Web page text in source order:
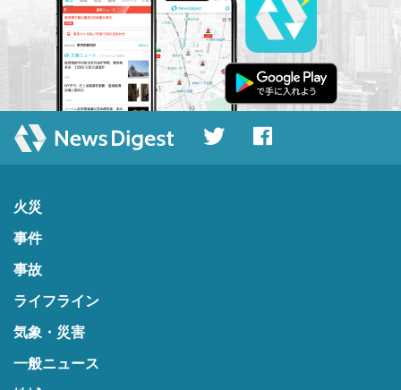
火災
事件
事故
ライフライン
気象・災害
一般ニュース